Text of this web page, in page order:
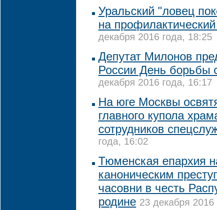
Уральский "ловец
на
декабря 2016 года, 18:25
Депутат Милонов
России День борьбы
декабря 2016 года, 16:17
На юге Москвы
главного купола
сотрудников
года, 16:02
Тюменская епархия
каноническим
часовни в честь
родине 23 декабря 2016